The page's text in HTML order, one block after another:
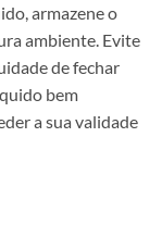
armazene o
ambiente. Evite
de fechar
bem
a sua validade